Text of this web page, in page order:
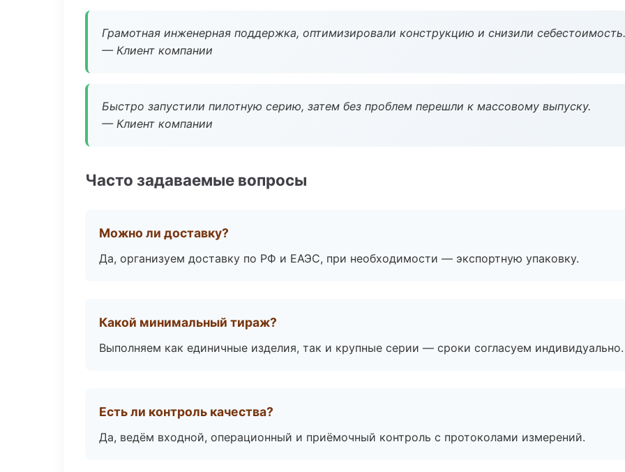
Грамотная инженерная поддержка, оптимизировали конструкцию и снизили себестоимость.
— Клиент компании
Быстро запустили пилотную серию, затем без проблем перешли к массовому выпуску.
— Клиент компании
Часто задаваемые вопросы
Можно ли доставку?
Да, организуем доставку по РФ и ЕАЭС, при необходимости — экспортную упаковку.
Какой минимальный тираж?
Выполняем как единичные изделия, так и крупные серии — сроки согласуем индивидуально.
Есть ли контроль качества?
Да, ведём входной, операционный и приёмочный контроль с протоколами измерений.